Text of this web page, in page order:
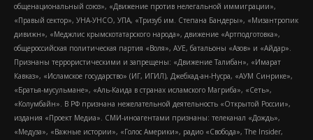
общенациональный союз», «Движение против нелегальной иммиграции»,
«Правый сектор», УНА-УНСО, УПА, «Тризуб им. Степана Бандеры», «Мизантропик
дивижн», «Меджлис крымскотатарского народа», движение «Артподготовка»,
общероссийская политическая партия «Воля», АУЕ, батальоны «Азов» и «Айдар».
Признаны террористическими и запрещены: «Движение Талибан», «Имарат
Кавказ», «Исламское государство» (ИГ, ИГИЛ), Джебхад-ан-Нусра, «АУМ Синрике»,
«Братья-мусульмане», «Аль-Каида в странах исламского Магриба», «Сеть»,
«Колумбайн». В РФ признана нежелательной деятельность «Открытой России»,
издания «Проект Медиа». СМИ-иноагентами признаны: телеканал «Дождь»,
«Медуза», «Важные истории», «Голос Америки», радио «Свобода», The Insider,